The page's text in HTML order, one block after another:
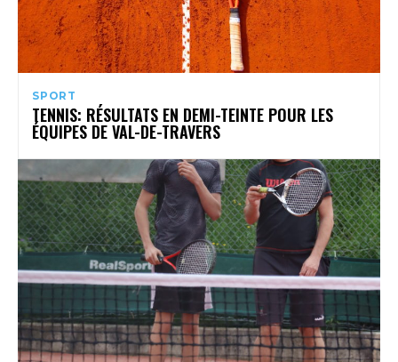
SPORT
TENNIS: RÉSULTATS EN DEMI-TEINTE POUR LES
ÉQUIPES DE VAL-DE-TRAVERS